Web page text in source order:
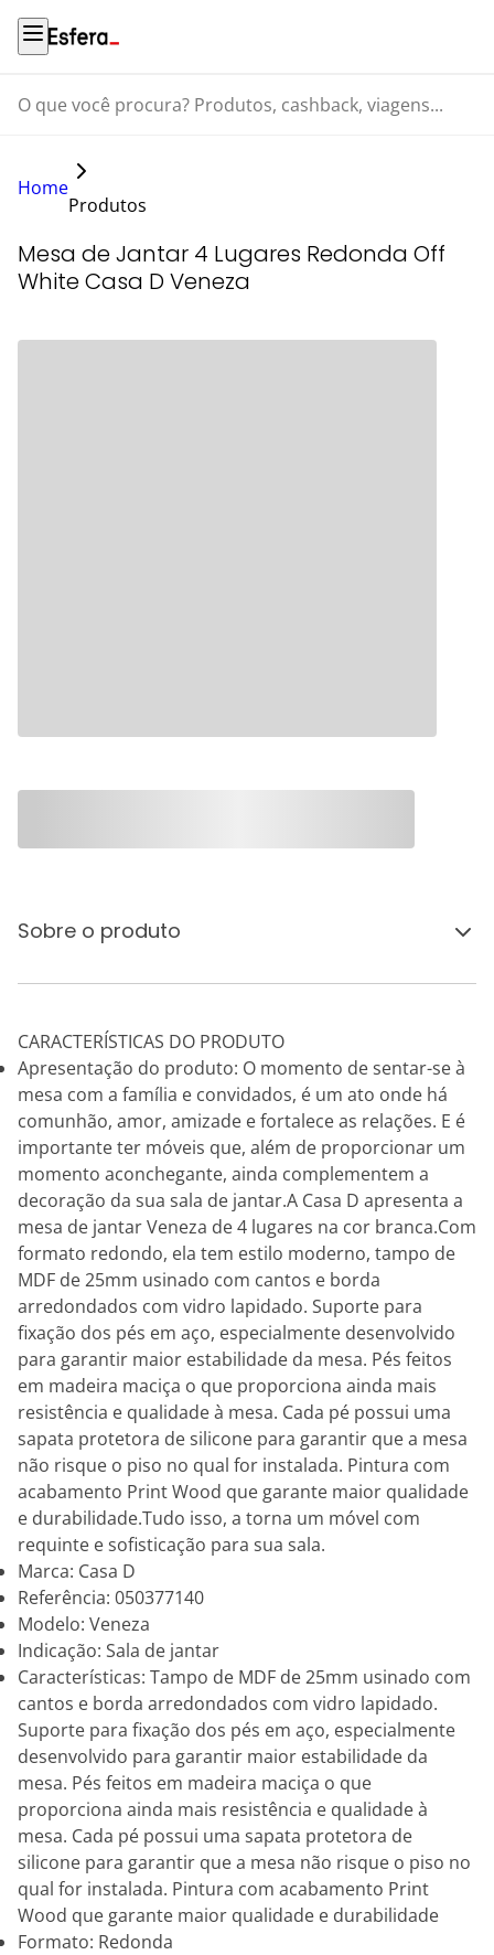
O que você procura? Produtos, cashback, viagens...
Home
Produtos
Mesa de Jantar 4 Lugares Redonda Off
White Casa D Veneza
Sobre o produto
CARACTERÍSTICAS DO PRODUTO
Apresentação do produto: O momento de sentar-se à
mesa com a família e convidados, é um ato onde há
comunhão, amor, amizade e fortalece as relações. E é
importante ter móveis que, além de proporcionar um
momento aconchegante, ainda complementem a
decoração da sua sala de jantar.A Casa D apresenta a
mesa de jantar Veneza de 4 lugares na cor branca.Com
formato redondo, ela tem estilo moderno, tampo de
MDF de 25mm usinado com cantos e borda
arredondados com vidro lapidado. Suporte para
fixação dos pés em aço, especialmente desenvolvido
para garantir maior estabilidade da mesa. Pés feitos
em madeira maciça o que proporciona ainda mais
resistência e qualidade à mesa. Cada pé possui uma
sapata protetora de silicone para garantir que a mesa
não risque o piso no qual for instalada. Pintura com
acabamento Print Wood que garante maior qualidade
e durabilidade.Tudo isso, a torna um móvel com
requinte e sofisticação para sua sala.
Marca: Casa D
Referência: 050377140
Modelo: Veneza
Indicação: Sala de jantar
Características: Tampo de MDF de 25mm usinado com
cantos e borda arredondados com vidro lapidado.
Suporte para fixação dos pés em aço, especialmente
desenvolvido para garantir maior estabilidade da
mesa. Pés feitos em madeira maciça o que
proporciona ainda mais resistência e qualidade à
mesa. Cada pé possui uma sapata protetora de
silicone para garantir que a mesa não risque o piso no
qual for instalada. Pintura com acabamento Print
Wood que garante maior qualidade e durabilidade
Formato: Redonda